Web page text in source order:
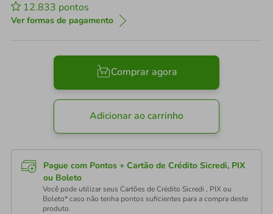
12.833 pontos
Ver formas de pagamento
Comprar agora
Adicionar ao carrinho
Pague com Pontos + Cartão de Crédito Sicredi, PIX
ou Boleto
Você pode utilizar seus Cartões de Crédito Sicredi , PIX ou
Boleto* caso não tenha pontos suficientes para a compra deste
produto.